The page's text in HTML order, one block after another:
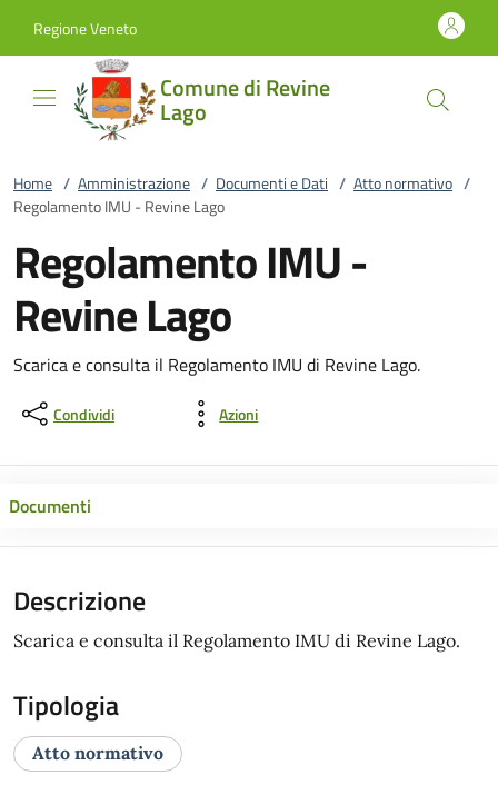
Regione Veneto
Comune di Revine
Lago
Home / Amministrazione / Documenti e Dati / Atto normativo /
Regolamento IMU - Revine Lago
Regolamento IMU -
Revine Lago
Scarica e consulta il Regolamento IMU di Revine Lago.
Condividi Azioni
Documenti
Descrizione
Scarica e consulta il Regolamento IMU di Revine Lago.
Tipologia
Atto normativo